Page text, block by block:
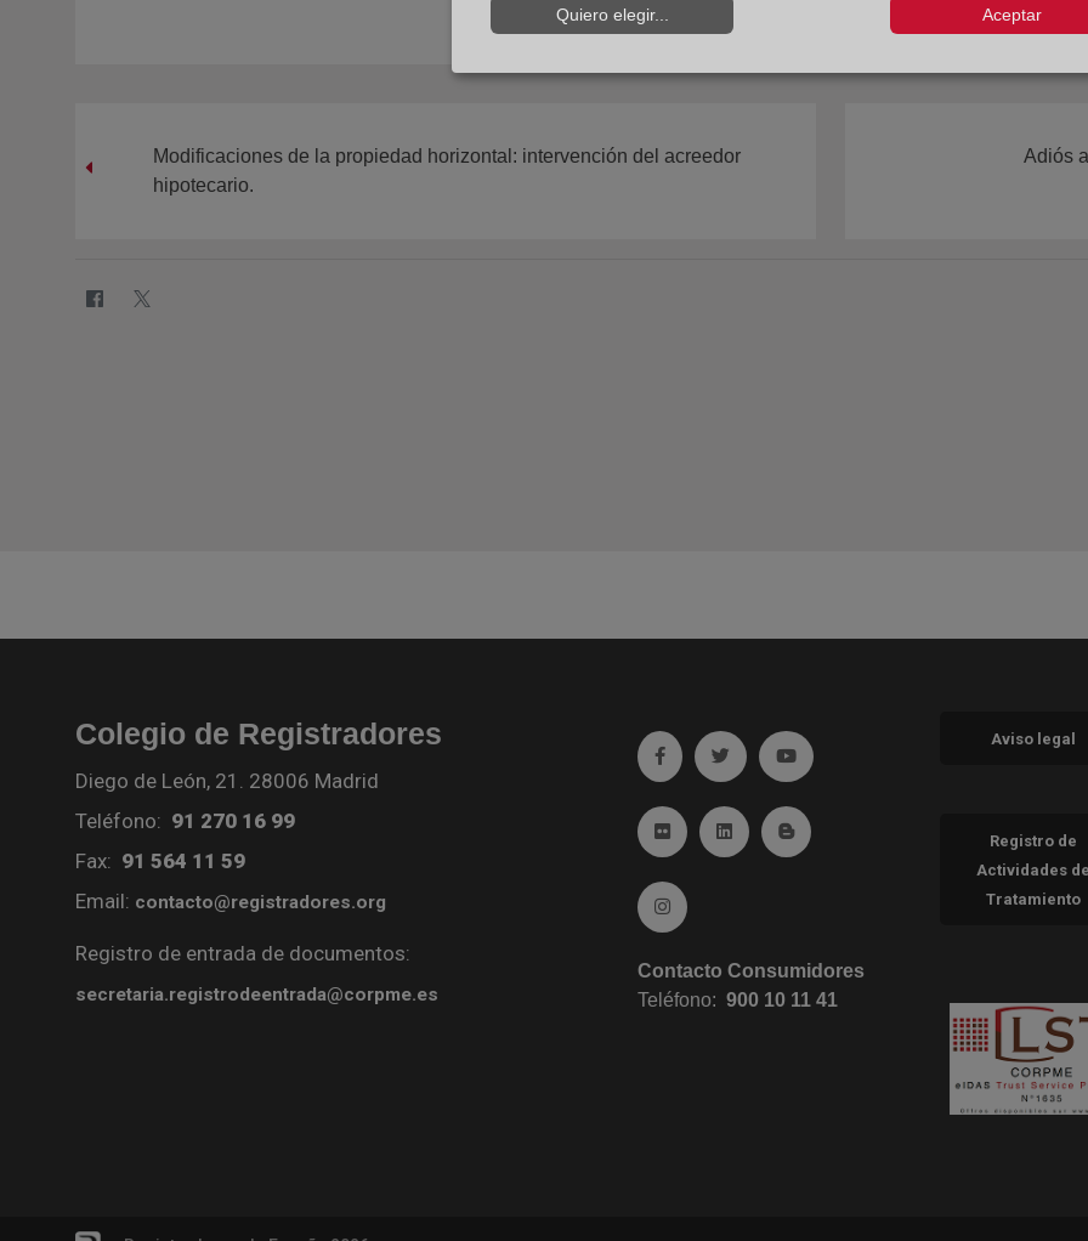
Modificaciones de la propiedad horizontal: intervención del acreedor
hipotecario.
Adiós
Colegio de Registradores
Diego de León, 21. 28006 Madrid
Teléfono: 91 270 16 99
Fax: 91 564 11 59
Email: contacto@registradores.org
Registro de entrada de documentos:
secretaria.registrodeentrada@corpme.es
Ir a facebook (abre en ventana nueva)
Ir a twitter (abre en ventana nueva)
Ir a YouTube (abre en ventana nueva)
Ir a Flickr (abre en ventana nueva)
Ir a Linkedin (abre en ventana nueva)
Ir al Blog (abre en ventana nueva)
Ir a Instagram (abre en ventana nueva)
Contacto Consumidores
Teléfono:900 10 11 41
Aviso legal
Registro de
Actividades de
Tratamiento
Quiero elegir... Aceptar